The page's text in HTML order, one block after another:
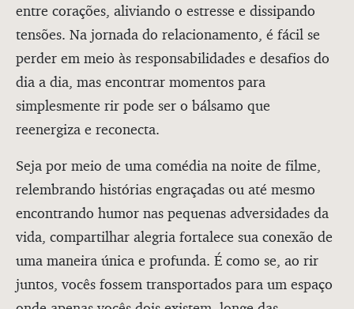
entre corações, aliviando o estresse e dissipando
tensões. Na jornada do relacionamento, é fácil se
perder em meio às responsabilidades e desafios do
dia a dia, mas encontrar momentos para
simplesmente rir pode ser o bálsamo que
reenergiza e reconecta.
Seja por meio de uma comédia na noite de filme,
relembrando histórias engraçadas ou até mesmo
encontrando humor nas pequenas adversidades da
vida, compartilhar alegria fortalece sua conexão de
uma maneira única e profunda. É como se, ao rir
juntos, vocês fossem transportados para um espaço